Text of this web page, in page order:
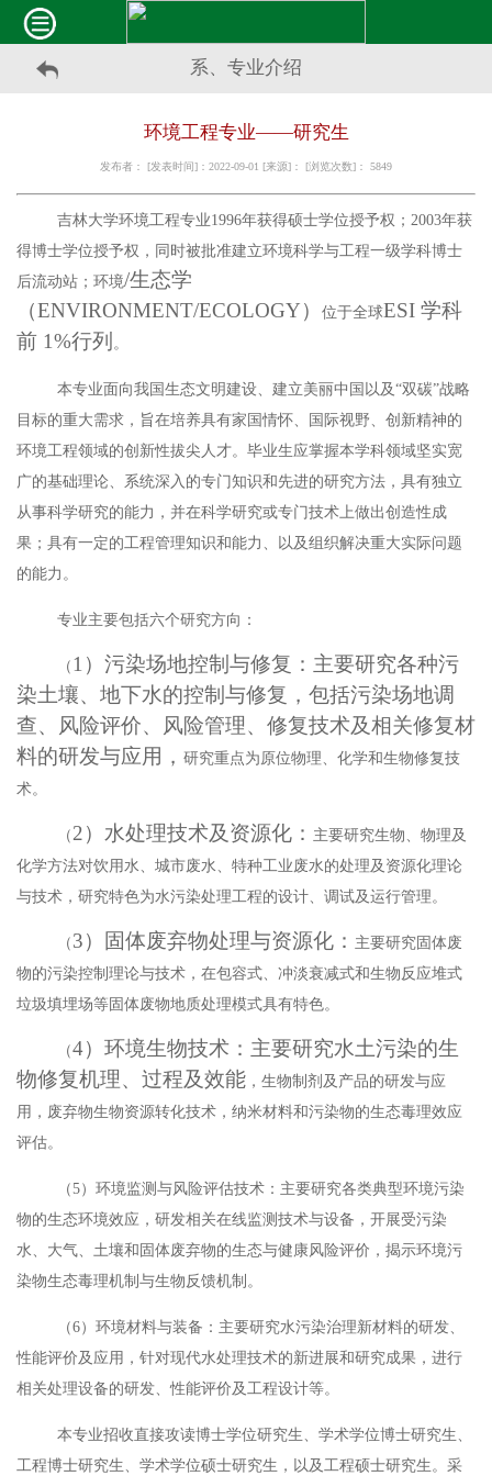
系、专业介绍
环境工程专业——研究生
发布者： [发表时间]：2022-09-01 [来源]： [浏览次数]： 5849
吉林大学环境工程专业1996年获得硕士学位授予权；2003年获
得博士学位授予权，同时被批准建立环境科学与工程一级学科博士
后流动站；环境/生态学
（ENVIRONMENT/ECOLOGY）
位于全球ESI 学科
前 1%行列 。
本专业面向我国生态文明建设、建立美丽中国以及“双碳”战略
目标的重大需求，旨在培养具有家国情怀、国际视野、创新精神的
环境工程领域的创新性拔尖人才。毕业生应掌握本学科领域坚实宽
广的基础理论、系统深入的专门知识和先进的研究方法，具有独立
从事科学研究的能力，并在科学研究或专门技术上做出创造性成
果； 具有一定的工程管理知识和能力、
以及组织解决重大实际问题
的能力。
专业主要包括六个研究方向：
（ 1）污染场地控制与修复：主要研究各种污
染土壤、地下水的控制与修复，包括污染场地调
查、风险评价、风险管理、修复技术及相关修复材
料的研发与应用， 研究重点为原位物理、化学和生物修复技
术。
（ 2）水处理技术及资源化： 主要研究生物、物理及
化学方法对饮用水、城市废水、特种工业废水的处理及资源化理论
与技术 ，研究特色为水污染处理工程的设计、调试及运行管理。
（ 3）固体废弃物处理与资源化： 主要研究固体废
物的污染控制 理论与技术，在包容式、冲淡衰减式和生物反应堆式
垃圾填埋场等固体废物地质处理模式具有特色。
（4）环境生物技术：主要研究水土污染的生
物修复机理、过程及效能 ， 生物制剂及产品的研发与应
用， 废弃物生物资源转化技术， 纳米材料和污染物的生态毒理效应
评估。
（5）环境监测与风险评估技术：主要研究各类典型环境污染
物的生态环境效应，研发相关在线监测技术与设备，开展受污染
水、大气、土壤和固体废弃物的生态与健康风险评价，揭示环境污
染物生态毒理机制与生物反馈机制。
（6）环境材料与装备：主要研究水污染治理新材料的研发、
性能评价及应用 ， 针对现代水处理技术的新进展和研究成果，进行
相关处理设备的研发、性能评价及工程设计等。
本专业招收直接攻读博士学位研究生、学术学位博士研究生、
工程博士研究生、学术学位硕士研究生，以及工程硕士研究生。采